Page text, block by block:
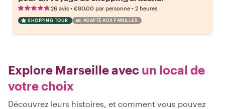
26 avis • €80.00 par personne • 2 heures
SHOPPING TOUR ADAPTÉ AUX FAMILLES
Explore Marseille avec un local de
votre choix
Découvrez leurs histoires, et comment vous pouvez